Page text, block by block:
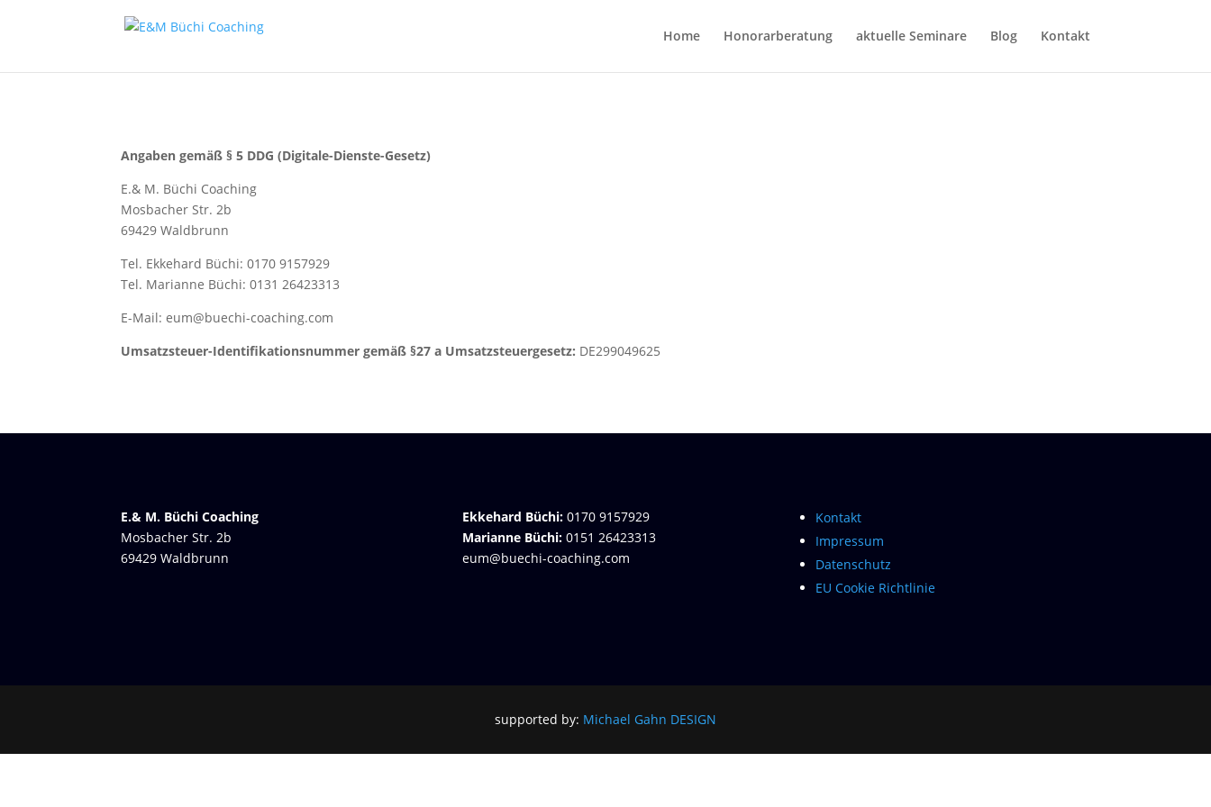
Home Honorarberatung aktuelle Seminare Blog Kontakt
Angaben gemäß § 5 DDG (Digitale-Dienste-Gesetz)
E.& M. Büchi Coaching
Mosbacher Str. 2b
69429 Waldbrunn
Tel. Ekkehard Büchi: 0170 9157929
Tel. Marianne Büchi: 0131 26423313
E-Mail:eum@buechi-coaching.com
Umsatzsteuer-Identifikationsnummer gemäß §27 a Umsatzsteuergesetz: DE299049625
E.& M. Büchi Coaching
Mosbacher Str. 2b
69429 Waldbrunn
Ekkehard Büchi:0170 9157929
Marianne Büchi:0151 26423313
eum@buechi-coaching.com
Kontakt
Impressum
Datenschutz
EU Cookie Richtlinie
supported by: Michael Gahn DESIGN